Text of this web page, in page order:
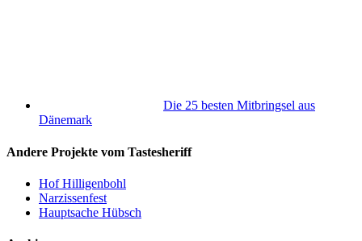
Die 25 besten Mitbringsel aus
Dänemark
Andere Projekte vom Tastesheriff
Hof Hilligenbohl
Narzissenfest
Hauptsache Hübsch